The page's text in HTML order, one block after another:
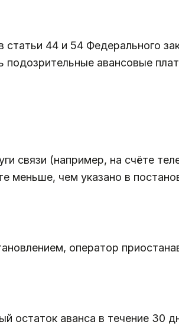
44 и 54 Федерального
подозрительные авансовые
связи (например, на счёте
меньше, чем указано в
оператор
остаток аванса в течение 30